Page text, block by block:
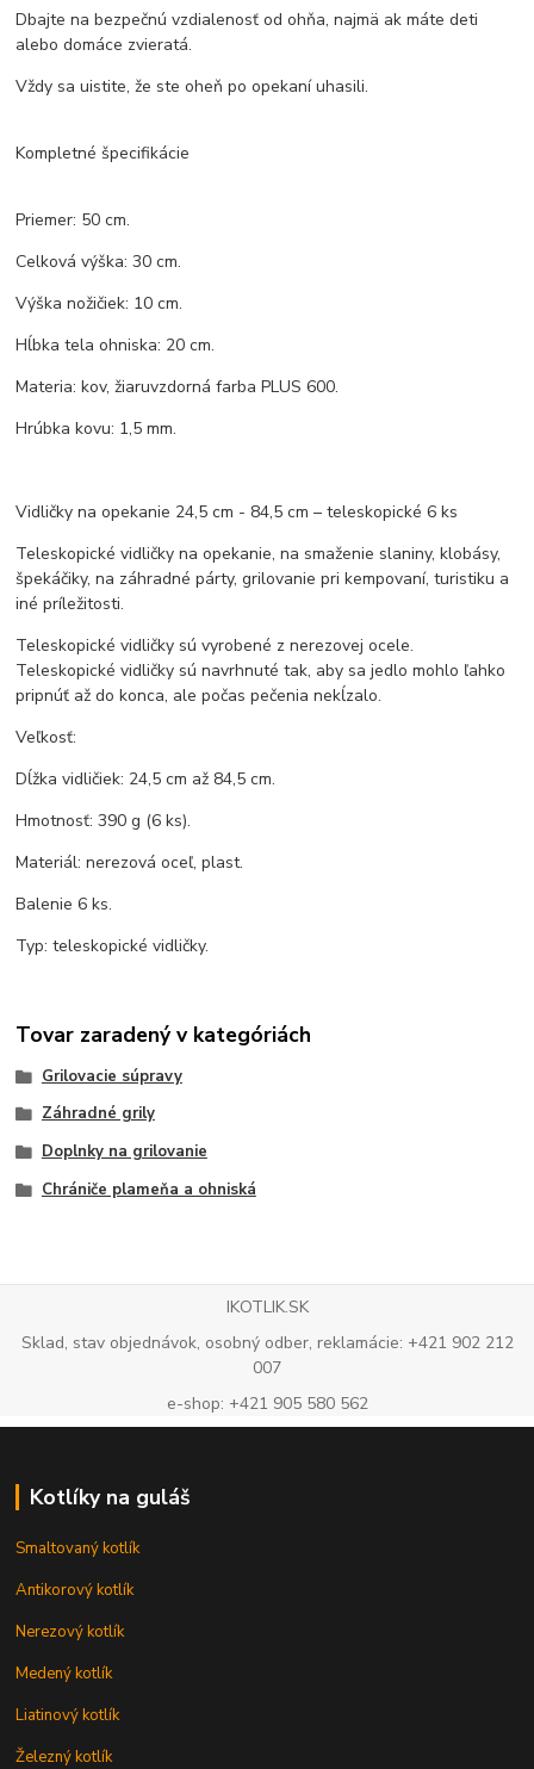
Dbajte na bezpečnú vzdialenosť od ohňa, najmä ak máte deti
alebo domáce zvieratá.
Vždy sa uistite, že ste oheň po opekaní uhasili.
Kompletné špecifikácie
Priemer: 50 cm.
Celková výška: 30 cm.
Výška nožičiek: 10 cm.
Hĺbka tela ohniska: 20 cm.
Materia: kov, žiaruvzdorná farba PLUS 600.
Hrúbka kovu: 1,5 mm.
Vidličky na opekanie 24,5 cm - 84,5 cm – teleskopické 6 ks
Teleskopické vidličky na opekanie, na smaženie slaniny, klobásy,
špekáčiky, na záhradné párty, grilovanie pri kempovaní, turistiku a
iné príležitosti.
Teleskopické vidličky sú vyrobené z nerezovej ocele.
Teleskopické vidličky sú navrhnuté tak, aby sa jedlo mohlo ľahko
pripnúť až do konca, ale počas pečenia nekĺzalo.
Veľkosť:
Dĺžka vidličiek: 24,5 cm až 84,5 cm.
Hmotnosť: 390 g (6 ks).
Materiál: nerezová oceľ, plast.
Balenie 6 ks.
Typ: teleskopické vidličky.
Tovar zaradený v kategóriách
Grilovacie súpravy
Záhradné grily
Doplnky na grilovanie
Chrániče plameňa a ohniská
IKOTLIK.SK
Sklad, stav objednávok, osobný odber, reklamácie: +421 902 212
007
e-shop: +421 905 580 562
Kotlíky na guláš
Smaltovaný kotlík
Antikorový kotlík
Nerezový kotlík
Medený kotlík
Liatinový kotlík
Železný kotlík